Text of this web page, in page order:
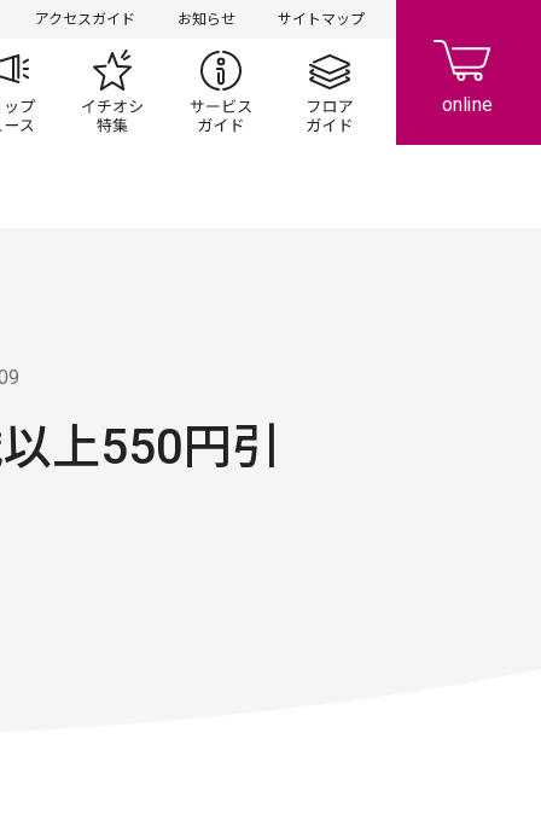
アクセスガイド お知らせ サイトマップ
ン
プ一覧 ショップニュースイチオシ特集 サービスガイドフロアガイド
上550円引